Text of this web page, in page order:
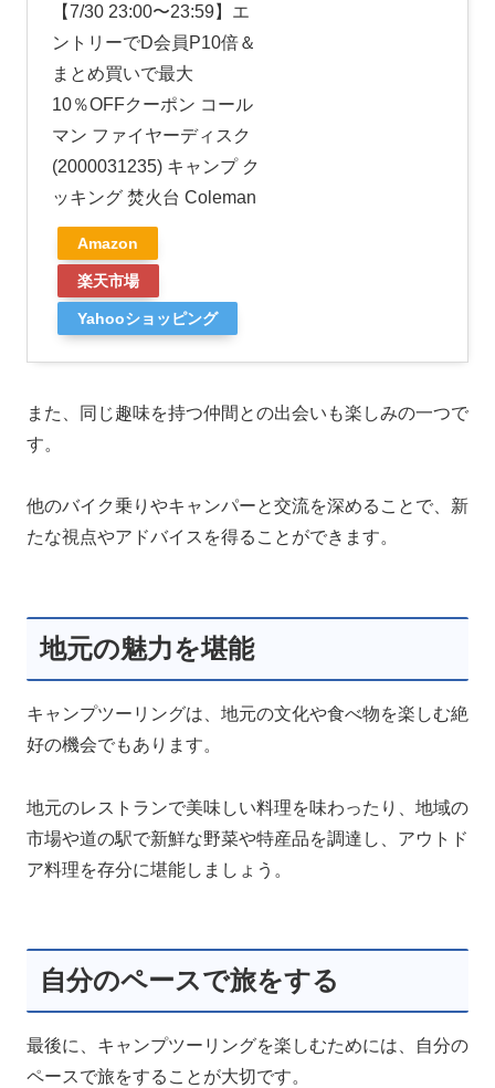
【7/30 23:00〜23:59】エ
ントリーでD会員P10倍＆
まとめ買いで最大
10％OFFクーポン コール
マン ファイヤーディスク
(2000031235) キャンプ ク
ッキング 焚火台 Coleman
Amazon
楽天市場
Yahooショッピング
また、同じ趣味を持つ仲間との出会いも楽しみの一つで
す。
他のバイク乗りやキャンパーと交流を深めることで、新
たな視点やアドバイスを得ることができます。
地元の魅力を堪能
キャンプツーリングは、地元の文化や食べ物を楽しむ絶
好の機会でもあります。
地元のレストランで美味しい料理を味わったり、地域の
市場や道の駅で新鮮な野菜や特産品を調達し、アウトド
ア料理を存分に堪能しましょう。
自分のペースで旅をする
最後に、キャンプツーリングを楽しむためには、自分の
ペースで旅をすることが大切です。